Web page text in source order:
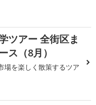
ツアー 全街区ま
ス（8月）
場を楽しく散策するツア